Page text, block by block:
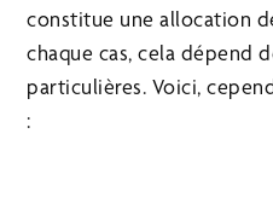
constitue une allocation
chaque cas, cela dépend
particulières. Voici,
: